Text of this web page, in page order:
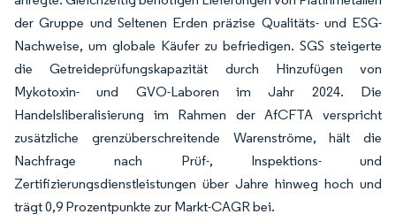
der Gruppe und Seltenen Erden präzise Qualitäts- und ESG-
Nachweise, um globale Käufer zu befriedigen. SGS steigerte
die Getreideprüfungskapazität durch Hinzufügen von
Mykotoxin- und GVO-Laboren im Jahr 2024. Die
Handelsliberalisierung im Rahmen der AfCFTA verspricht
zusätzliche grenzüberschreitende Warenströme, hält die
Nachfrage nach Prüf-, Inspektions- und
Zertifizierungsdienstleistungen über Jahre hinweg hoch und
trägt 0,9 Prozentpunkte zur Markt-CAGR bei.